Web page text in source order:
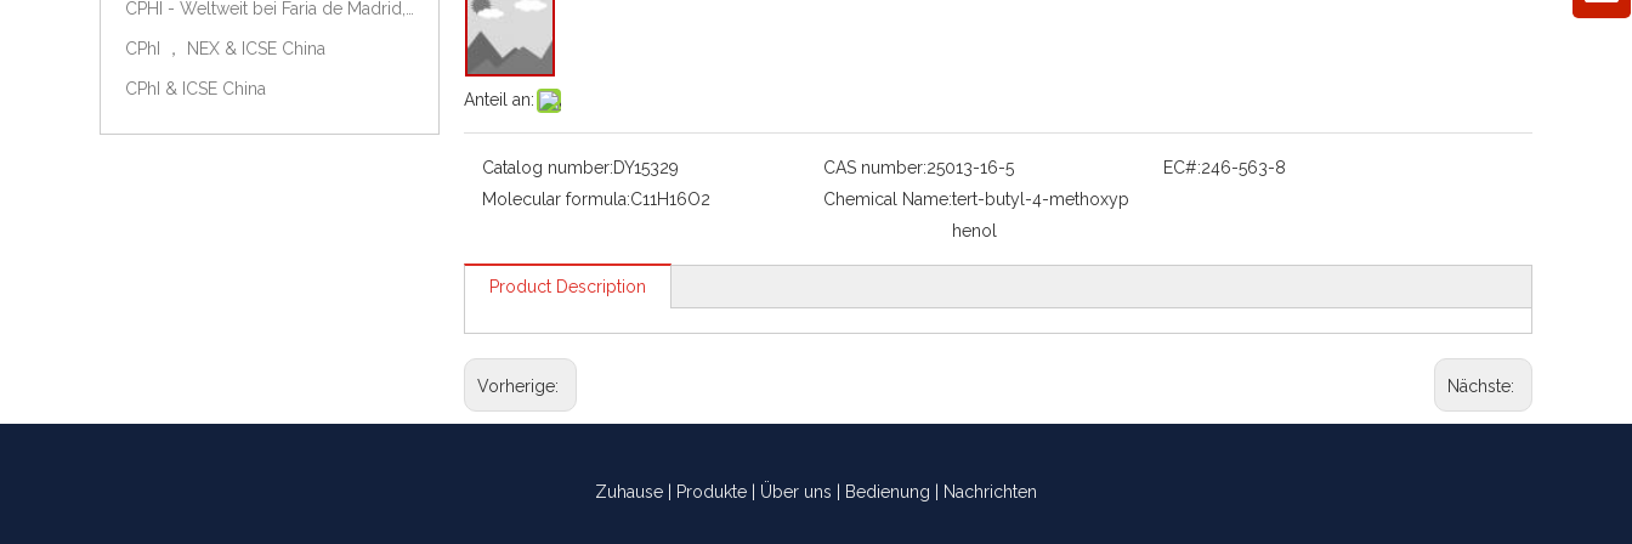
CPhI ， NEX & ICSE China
CPhI & ICSE China
Anteil an:
Catalog number:DY15329 CAS number:25013-16-5 EC#:246-563-8
Molecular formula:C11H16O2 Chemical Name:tert-butyl-4-methoxyp
henol
Product Description
Vorherige: Nächste:
Zuhause Produkte Über uns Bedienung Nachrichten